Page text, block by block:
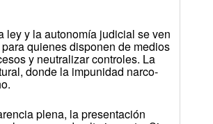
ley y la autonomía judicial se ven
quienes disponen de medios
y neutralizar controles. La
donde la impunidad narco-
plena, la presentación